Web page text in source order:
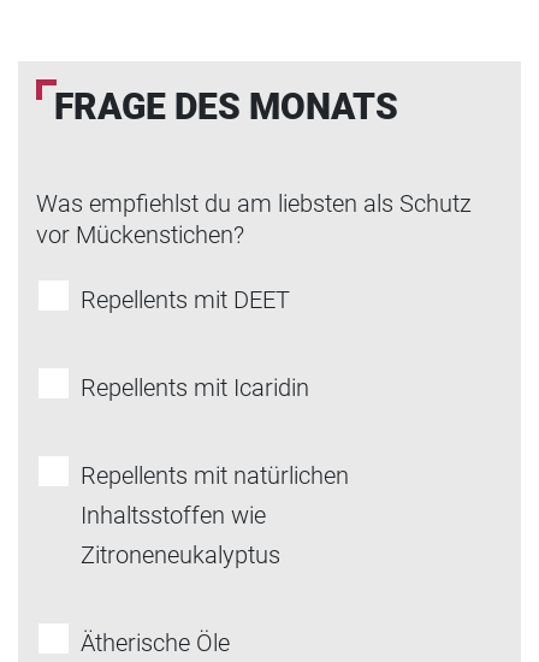
FRAGE DES MONATS
Was empfiehlst du am liebsten als Schutz
vor Mückenstichen?
Repellents mit DEET
Repellents mit Icaridin
Repellents mit natürlichen
Inhaltsstoffen wie
Zitroneneukalyptus
Ätherische Öle